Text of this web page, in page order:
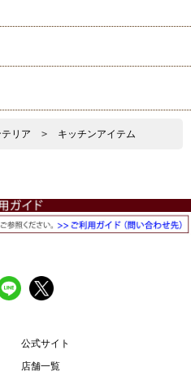
リア > キッチンアイテム
公式サイト
店舗一覧